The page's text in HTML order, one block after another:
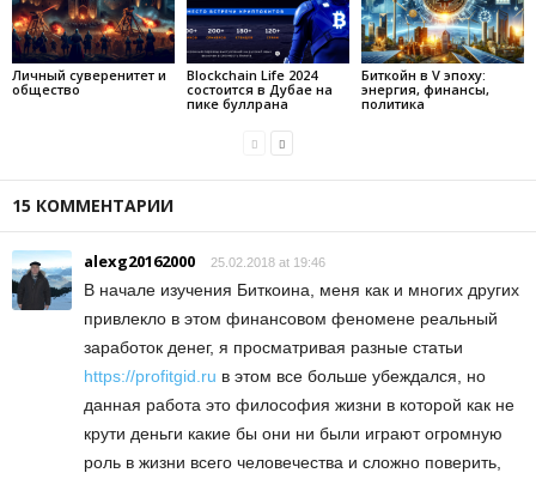
Личный суверенитет и
общество
Blockchain Life 2024
состоится в Дубае на
пике буллрана
Биткойн в V эпоху:
энергия, финансы,
политика
15 КОММЕНТАРИИ
alexg20162000 25.02.2018 at 19:46
В начале изучения Биткоина, меня как и многих других
привлекло в этом финансовом феномене реальный
заработок денег, я просматривая разные статьи
https://profitgid.ru в этом все больше убеждался, но
данная работа это философия жизни в которой как не
крути деньги какие бы они ни были играют огромную
роль в жизни всего человечества и сложно поверить,